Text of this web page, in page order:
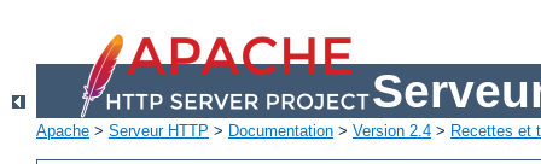
Apache > Serveur HTTP > Documentation > Version 2.4 > Recettes et